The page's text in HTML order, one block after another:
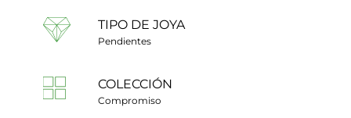
TIPO DE JOYA
Pendientes
COLECCIÓN
Compromiso